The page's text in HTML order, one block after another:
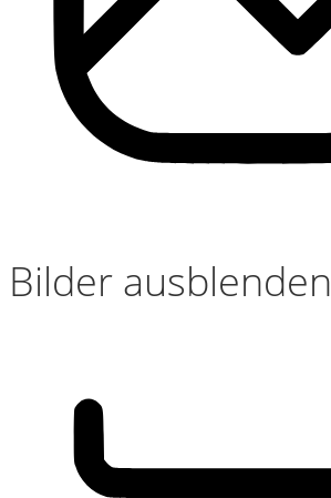
Bilder ausblenden